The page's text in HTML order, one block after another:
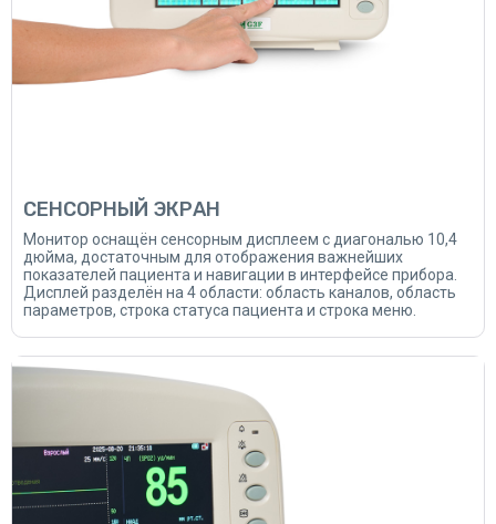
СЕНСОРНЫЙ ЭКРАН
Монитор оснащён сенсорным дисплеем с диагональю 10,4
дюйма, достаточным для отображения важнейших
показателей пациента и навигации в интерфейсе прибора.
Дисплей разделён на 4 области: область каналов, область
параметров, строка статуса пациента и строка меню.